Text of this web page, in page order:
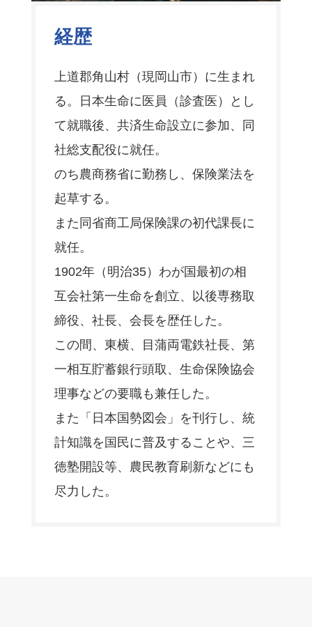
経歴
上道郡角山村（現岡山市）に生まれ
る。日本生命に医員（診査医）とし
て就職後、共済生命設立に参加、同
社総支配役に就任。
のち農商務省に勤務し、保険業法を
起草する。
また同省商工局保険課の初代課長に
就任。
1902年（明治35）わが国最初の相
互会社第一生命を創立、以後専務取
締役、社長、会長を歴任した。
この間、東横、目蒲両電鉄社長、第
一相互貯蓄銀行頭取、生命保険協会
理事などの要職も兼任した。
また「日本国勢図会」を刊行し、統
計知識を国民に普及することや、三
徳塾開設等、農民教育刷新などにも
尽力した。